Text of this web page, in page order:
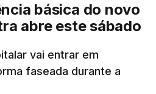
básica do novo
abre este sábado
vai entrar em
faseada durante a